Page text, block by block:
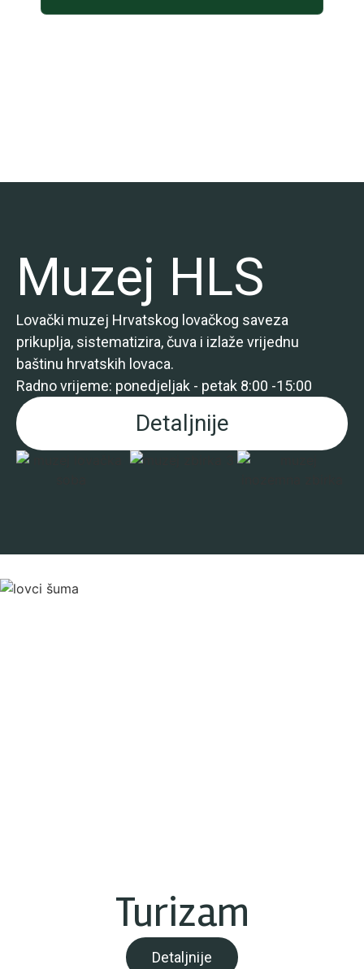
Muzej HLS
Lovački muzej Hrvatskog lovačkog saveza
prikuplja, sistematizira, čuva i izlaže vrijednu
baštinu hrvatskih lovaca.
Radno vrijeme: ponedjeljak - petak 8:00 -15:00
Detaljnije
Turizam
Detaljnije